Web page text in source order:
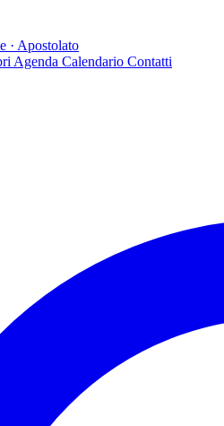
· Apostolato
Agenda Calendario Contatti